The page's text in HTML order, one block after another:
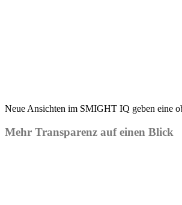
Neue Ansichten im SMIGHT IQ geben eine
Mehr Transparenz auf einen Blick